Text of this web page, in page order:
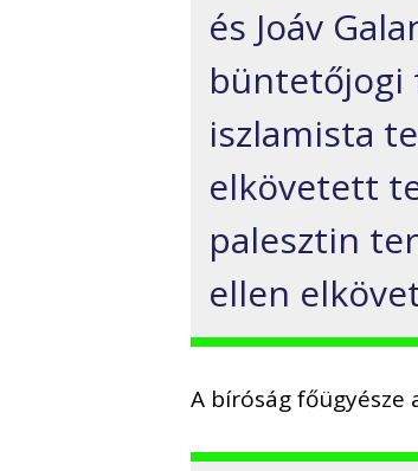
és Joáv
büntetőjogi
iszlamista
elkövetett
palesztin
ellen
A bíróság